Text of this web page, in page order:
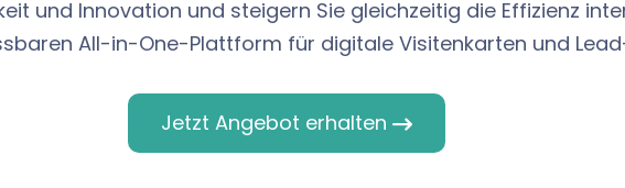
und Innovation und steigern Sie gleichzeitig die Effizienz
All-in-One-Plattform für digitale Visitenkarten und
Jetzt Angebot erhalten